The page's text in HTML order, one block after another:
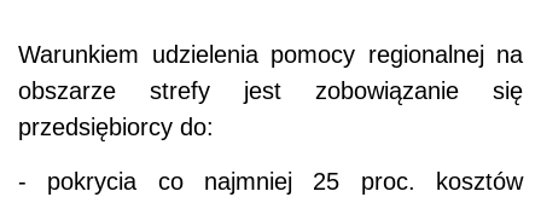
Warunkiem udzielenia pomocy regionalnej na
obszarze strefy jest zobowiązanie się
przedsiębiorcy do:
- pokrycia co najmniej 25 proc. kosztów